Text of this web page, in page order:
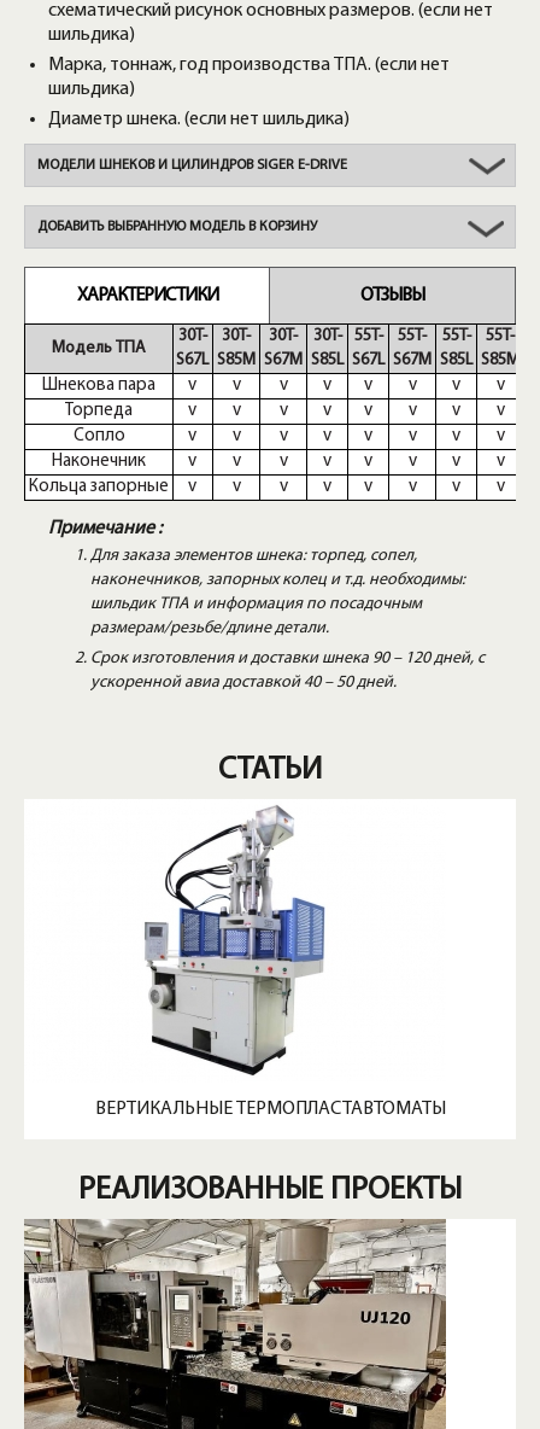
МОДЕЛИ ШНЕКОВ И ЦИЛИНДРОВ SIGER E-DRIVE
схематический рисунок основных размеров. (если нет
шильдика)
Марка, тоннаж, год производства ТПА. (если нет
шильдика)
Диаметр шнека. (если нет шильдика)
ДОБАВИТЬ ВЫБРАННУЮ МОДЕЛЬ В КОРЗИНУ
ХАРАКТЕРИСТИКИ ОТЗЫВЫ
Модель ТПА
Шнекова пара
Торпеда
Сопло
Наконечник
Кольца запорные
30T-
S67L
30T-
S85M
30T-
S67M
30T-
S85L
55T-
S67L
55T-
S67M
55T-
S85L
55T-
S85M
v
v v v v v v
v
v
v v v v v v
v
v
v v v v v v
v
v
v v v v v v
v
v
v v v v v v v
Примечание :
Для заказа элементов шнека: торпед, сопел,
наконечников, запорных колец и т.д. необходимы:
шильдик ТПА и информация по посадочным
размерам/резьбе/длине детали.
Срок изготовления и доставки шнека 90 – 120 дней, с
ускоренной авиа доставкой 40 – 50 дней.
СТАТЬИ
ВЕРТИКАЛЬНЫЕ ТЕРМОПЛАСТАВТОМАТЫ
РЕАЛИЗОВАННЫЕ ПРОЕКТЫ